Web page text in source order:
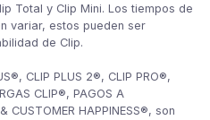
Total y Clip Mini. Los tiempos de
variar, estos pueden ser
de Clip.
CLIP PLUS 2®, CLIP PRO®,
CLIP®, PAGOS A
CUSTOMER HAPPINESS®, son